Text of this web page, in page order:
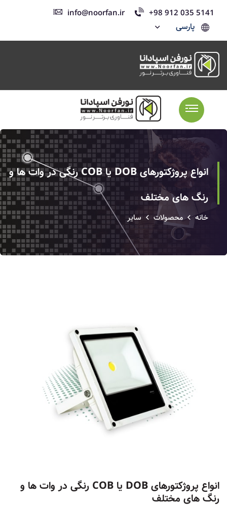
+98 912 035 5141
info@noorfan.ir
پارسی
انواع پروژکتورهای DOB یا COB رنگی در وات ها و
رنگ های مختلف
خانه محصولات سایر
انواع پروژکتورهای DOB یا COB رنگی در وات ها و
رنگ های مختلف